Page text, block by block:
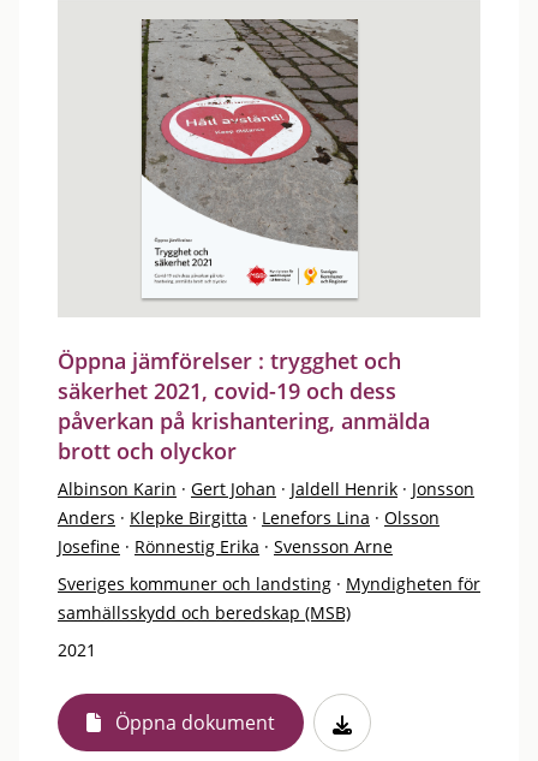
Öppna jämförelser : trygghet och
säkerhet 2021, covid-19 och dess
påverkan på krishantering, anmälda
brott och olyckor
Albinson Karin · Gert Johan · Jaldell Henrik · Jonsson
Anders · Klepke Birgitta · Lenefors Lina · Olsson
Josefine · Rönnestig Erika · Svensson Arne
Sveriges kommuner och landsting · Myndigheten för
samhällsskydd och beredskap (MSB)
2021
Öppna dokument